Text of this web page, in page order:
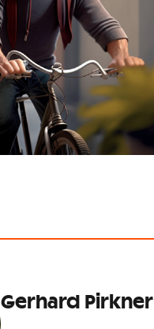
Gerhard Pirkner